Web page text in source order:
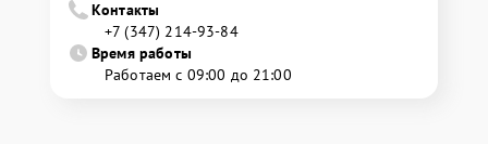
Контакты
+7 (347) 214-93-84
Время работы
Работаем с 09:00 до 21:00